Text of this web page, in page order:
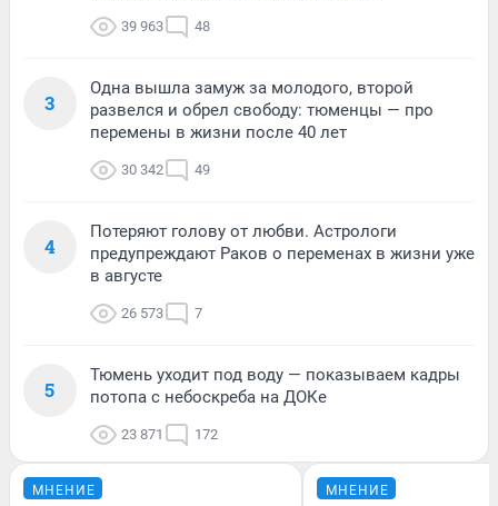
39 963 48
3
Одна вышла замуж за молодого, второй
развелся и обрел свободу: тюменцы — про
перемены в жизни после 40 лет
30 342 49
4
Потеряют голову от любви. Астрологи
предупреждают Раков о переменах в жизни уже
в августе
26 573 7
5
Тюмень уходит под воду — показываем кадры
потопа с небоскреба на ДОКе
23 871 172
МНЕНИЕ МНЕНИЕ